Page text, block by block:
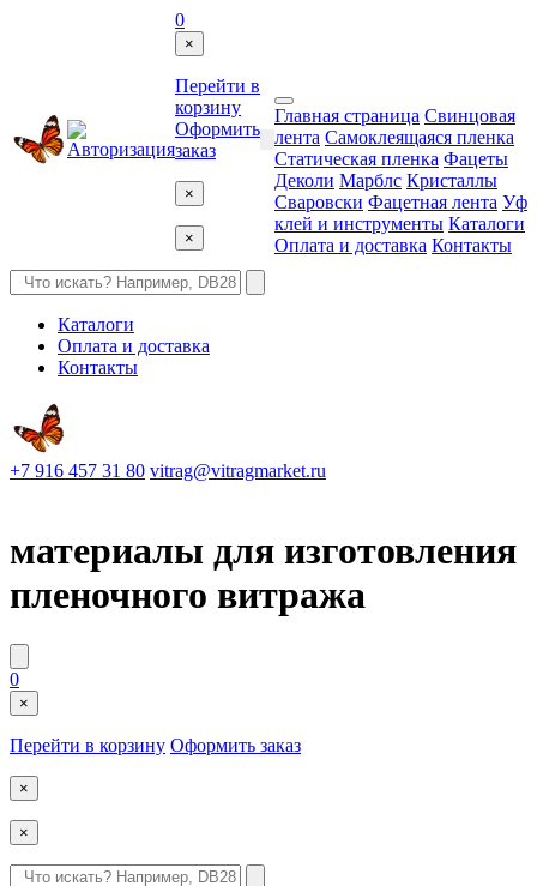
0
×
Перейти в
корзину
Оформить
заказ
×
×
Главная страница Свинцовая
лента Самоклеящаяся пленка
Статическая пленка Фацеты
Деколи Марблс Кристаллы
Сваровски Фацетная лента Уф
клей и инструменты Каталоги
Оплата и доставка Контакты
Каталоги
Оплата и доставка
Контакты
+7 916 457 31 80 vitrag@vitragmarket.ru
материалы для изготовления
пленочного витража
0
×
Перейти в корзину Оформить заказ
×
×